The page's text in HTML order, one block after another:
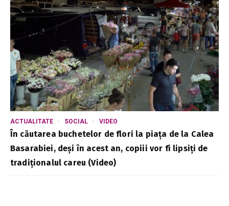
ACTUALITATE SOCIAL VIDEO
În căutarea buchetelor de flori la piața de la Calea
Basarabiei, deși în acest an, copiii vor fi lipsiți de
tradiționalul careu (Video)